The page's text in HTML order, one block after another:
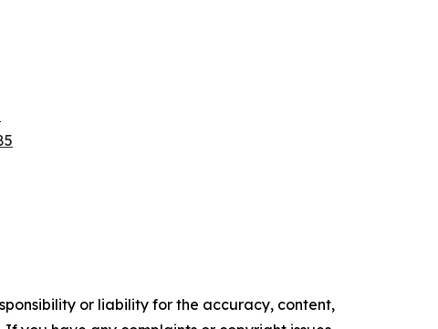
or liability for the accuracy, content,